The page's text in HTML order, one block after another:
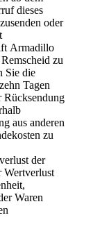
dieses
oder
Armadillo
zu
Sie die
Tagen
Rücksendung
aus anderen
zu
der
Wertverlust
Waren